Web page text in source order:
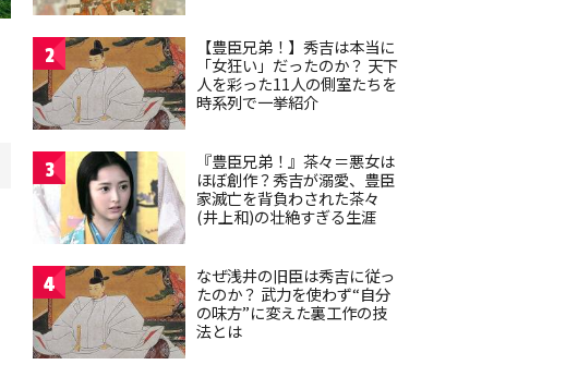
2
【豊臣兄弟！】秀吉は本当に
「女狂い」だったのか？ 天下
人を彩った11人の側室たちを
時系列で一挙紹介
3
『豊臣兄弟！』茶々＝悪女は
ほぼ創作？秀吉が溺愛、豊臣
家滅亡を背負わされた茶々
(井上和)の壮絶すぎる生涯
4
なぜ浅井の旧臣は秀吉に従っ
たのか？ 武力を使わず“自分
の味方”に変えた裏工作の技
法とは